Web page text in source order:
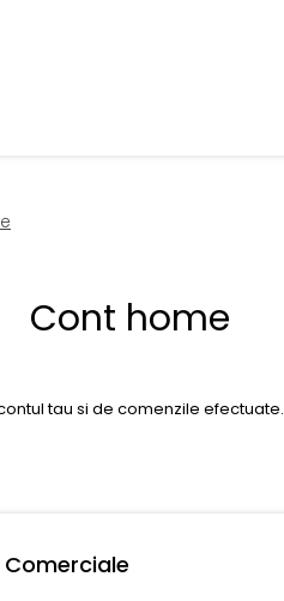
Cont home
tau si de comenzile efectuate.